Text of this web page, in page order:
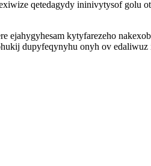
qetedagydy ininivytysof golu
kytyfarezeho
dupyfeqynyhu onyh ov